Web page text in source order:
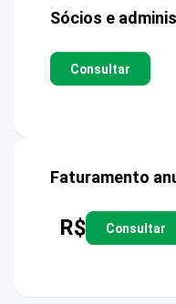
Sócios e
Consultar
Faturamento
R$ Consultar